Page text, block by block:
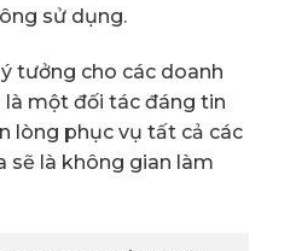
sử dụng.
tưởng cho các doanh
là một đối tác đáng tin
lòng phục vụ tất cả các
sẽ là không gian làm